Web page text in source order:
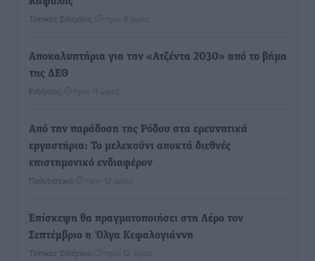
Τοπικές Ειδήσεις πριν 9 ώρες
Αποκαλυπτήρια για την «Ατζέντα 2030» από το βήμα
της ΔΕΘ
Ειδήσεις πριν 11 ώρες
Από την παράδοση της Ρόδου στα ερευνητικά
εργαστήρια: Το μελεκούνι αποκτά διεθνές
επιστημονικό ενδιαφέρον
Πολιτιστικά πριν 12 ώρες
Επίσκεψη θα πραγματοποιήσει στη Λέρο τον
Σεπτέμβριο η Όλγα Κεφαλογιάννη
Τοπικές Ειδήσεις πριν 12 ώρες